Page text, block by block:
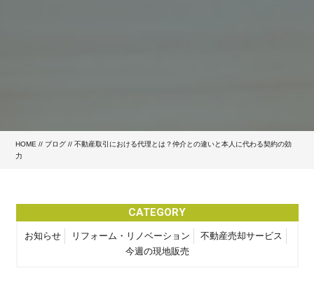
HOME // ブログ // 不動産取引における代理とは？仲介との違いと本人に代わる契約の効
力
CATEGORY
お知らせ リフォーム・リノベーション
不動産売却サービス
今週の現地販売